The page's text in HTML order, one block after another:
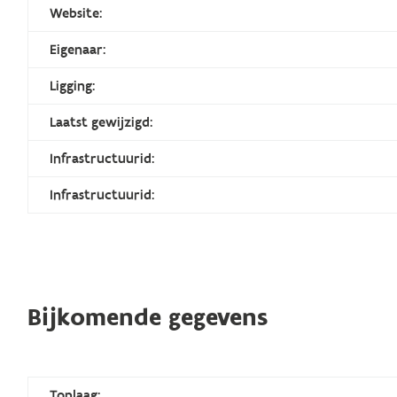
Website:
Eigenaar:
Ligging:
Laatst gewijzigd:
Infrastructuurid:
Infrastructuurid:
Bijkomende gegevens